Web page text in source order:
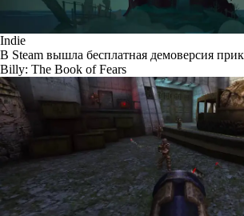
Indie
В Steam вышла бесплатная демоверсия
Billy: The Book of Fears